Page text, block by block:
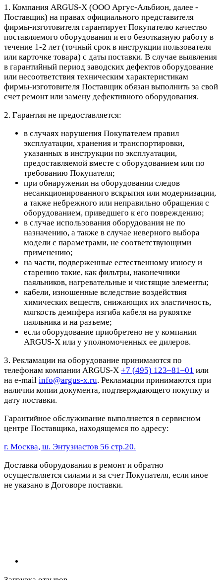
1. Компания ARGUS-X (ООО Аргус-Альбион, далее -
Поставщик) на правах официального представителя
фирмы-изготовителя гарантирует Покупателю качество
поставляемого оборудования и его безотказную работу в
течение 1-2 лет (точный срок в инструкции пользователя
или карточке товара) с даты поставки. В случае выявления
в гарантийный период заводских дефектов оборудование
или несоответствия техническим характеристикам
фирмы-изготовителя Поставщик обязан выполнить за свой
счет ремонт или замену дефективного оборудования.
2. Гарантия не предоставляется:
в случаях нарушения Покупателем правил
эксплуатации, хранения и транспортировки,
указанных в инструкции по эксплуатации,
предоставляемой вместе с оборудованием или по
требованию Покупателя;
при обнаружении на оборудовании следов
несанкционированного вскрытия или модернизации,
а также небрежного или неправильно обращения с
оборудованием, приведшего к его повреждению;
в случае использования оборудования не по
назначению, а также в случае неверного выбора
модели с параметрами, не соответствующими
применению;
на части, подверженные естественному износу и
старению такие, как фильтры, наконечники
паяльников, нагревательные и чистящие элементы;
кабели, изношенные вследствие воздействия
химических веществ, снижающих их эластичность,
мягкость демпфера изгиба кабеля на рукоятке
паяльника и на разъеме;
если оборудование приобретено не у компании
ARGUS-X или у уполномоченных ее дилеров.
3. Рекламации на оборудование принимаются по
телефонам компании ARGUS-X +7 (495) 123–81–01 или
на e-mail info@argus-x.ru. Рекламации принимаются при
наличии копии документа, подтверждающего покупку и
дату поставки.
Гарантийное обслуживание выполняется в сервисном
центре Поставщика, находящемся по адресу:
г. Москва, ш. Энтузиастов 56 стр.20.
Доставка оборудования в ремонт и обратно
осуществляется силами и за счет Покупателя, если иное
не указано в Договоре поставки.